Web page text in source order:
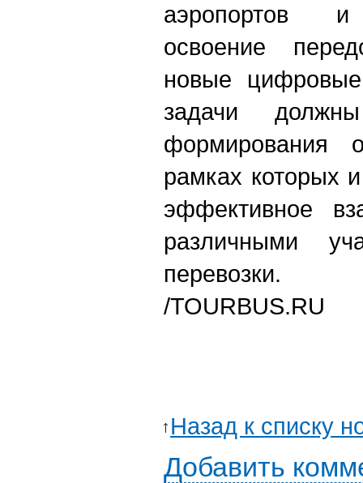
аэропортов и
освоение
новые
задачи
формирования
рамках которых
эффективное
различными
перевозки.
/TOURBUS.RU
Назад к списку
Добавить